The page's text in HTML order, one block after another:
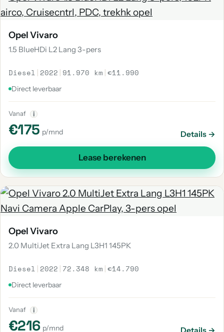
Opel Vivaro
1.5 BlueHDi L2 Lang 3-pers
Diesel | 2022 | 91.970 km |€11.990
Direct leverbaar
Vanaf i
€175 p/mnd Details →
Lease berekenen
Opel Vivaro
2.0 MultiJet Extra Lang L3H1 145PK
Diesel | 2022 | 72.348 km |€14.790
Direct leverbaar
Vanaf i
€216 p/mnd